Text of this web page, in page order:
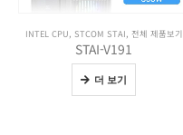
INTEL CPU, STCOM STAI, 전체 제품보기
STAI-V191
더 보기